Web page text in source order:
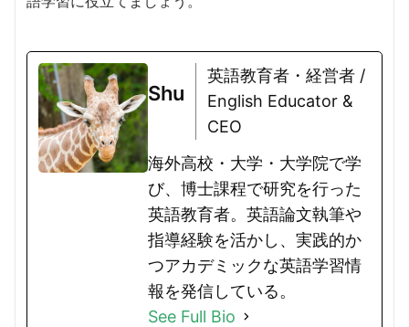
Shu
英語教育者・経営者 /
English Educator &
CEO
海外高校・大学・大学院で学
び、博士課程で研究を行った
英語教育者。英語論文執筆や
指導経験を活かし、実践的か
つアカデミックな英語学習情
報を発信している。
See Full Bio